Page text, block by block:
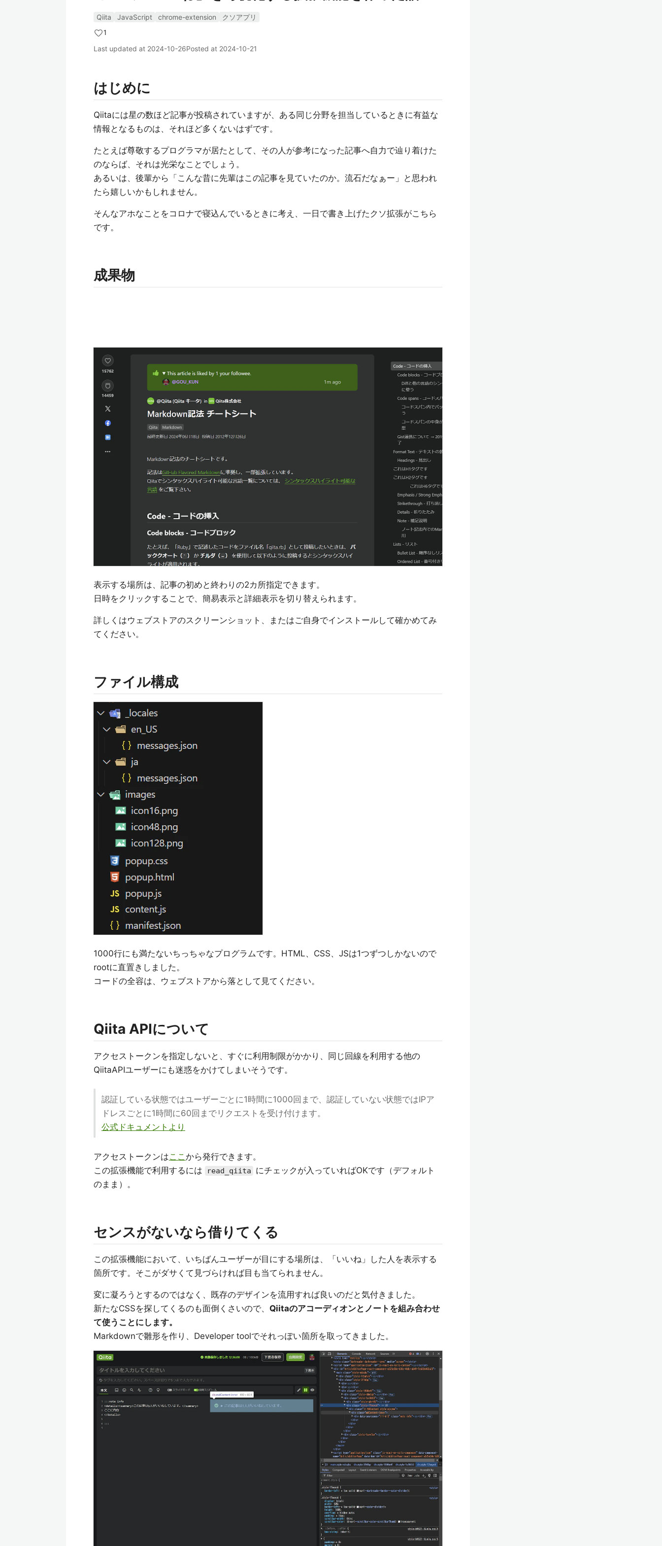
Qiita JavaScript chrome-extension
クソアプリ
1
Last updated at 2024-10-26Posted at 2024-10-21
はじめに
Qiitaには星の数ほど記事が投稿されていますが、ある同じ分野を担当しているときに有益な
情報となるものは、それほど多くないはずです。
たとえば尊敬するプログラマが居たとして、その人が参考になった記事へ自力で辿り着けた
のならば、それは光栄なことでしょう。
あるいは、後輩から「こんな昔に先輩はこの記事を見ていたのか。流石だなぁー」と思われ
たら嬉しいかもしれません。
そんなアホなことをコロナで寝込んでいるときに考え、一日で書き上げたクソ拡張がこちら
です。
成果物
表示する場所は、記事の初めと終わりの2カ所指定できます。
日時をクリックすることで、簡易表示と詳細表示を切り替えられます。
詳しくはウェブストアのスクリーンショット、またはご自身でインストールして確かめてみ
てください。
ファイル構成
1000行にも満たないちっちゃなプログラムです。HTML、CSS、JSは1つずつしかないので
rootに直置きしました。
コードの全容は、ウェブストアから落として見てください。
Qiita APIについて
アクセストークンを指定しないと、すぐに利用制限がかかり、同じ回線を利用する他の
QiitaAPIユーザーにも迷惑をかけてしまいそうです。
認証している状態ではユーザーごとに1時間に1000回まで、認証していない状態ではIPア
ドレスごとに1時間に60回までリクエストを受け付けます。
公式ドキュメントより
アクセストークンはここ から発行できます。
この拡張機能で利用するには
read_qiita
にチェックが入っていればOKです（デフォルト
のまま）。
センスがないなら借りてくる
この拡張機能において、いちばんユーザーが目にする場所は、「いいね」した人を表示する
箇所です。そこがダサくて見づらければ目も当てられません。
変に凝ろうとするのではなく、既存のデザインを流用すれば良いのだと気付きました。
新たなCSSを探してくるのも面倒くさいので、 Qiitaのアコーディオンとノートを組み合わせ
て使うことにします。
Markdownで雛形を作り、Developer toolでそれっぽい箇所を取ってきました。